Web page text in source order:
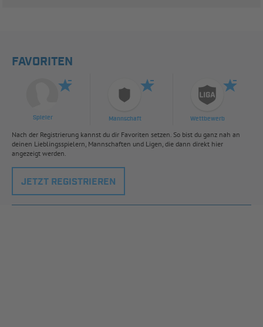
FAVORITEN
Spieler Mannschaft Wettbewerb
Nach der Registrierung kannst du dir Favoriten setzen. So bist du ganz nah an
deinen Lieblingsspielern, Mannschaften und Ligen, die dann direkt hier
angezeigt werden.
JETZT REGISTRIEREN